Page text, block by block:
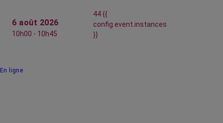
6 août 2026
10h00 - 10h45
44 {{
config.event.instances
}}
En ligne